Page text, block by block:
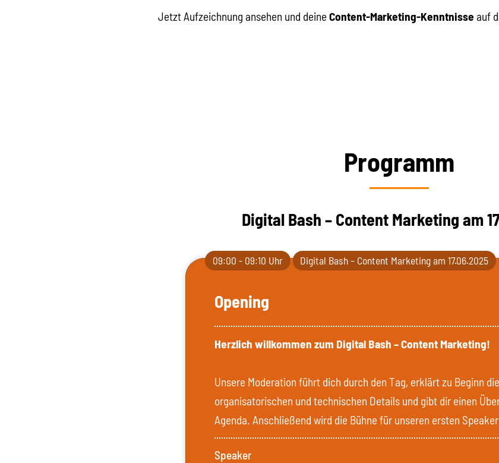
Jetzt Aufzeichnung ansehen und deineContent-Marketing-Kenntnisse auf
Programm
Digital Bash – Content Marketing am
09:00 - 09:10 Uhr Digital Bash – Content Marketing am 17.06.2025
Opening
Herzlich willkommen zum Digital Bash – Content Marketing!
Unsere Moderation führt dich durch den Tag, erklärt zu Beginn
organisatorischen und technischen Details und gibt dir einen
Agenda. Anschließend wird die Bühne für unseren ersten
Speaker